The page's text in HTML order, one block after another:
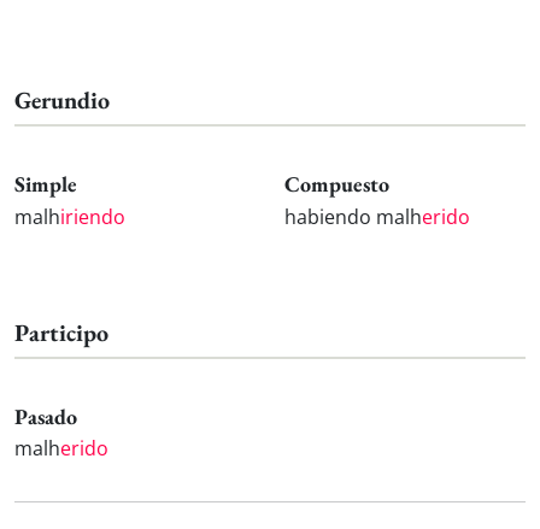
Gerundio
Simple
malhiriendo
Compuesto
habiendo malherido
Participo
Pasado
malherido